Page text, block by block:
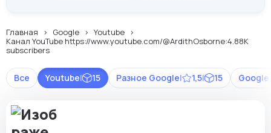
Главная Google
Youtube
Канал YouTube https://www.youtube.com/@ArdithOsborne:4.88K
subscribers
Все Разное Google| 1,5| 15
Youtube| 15 Google